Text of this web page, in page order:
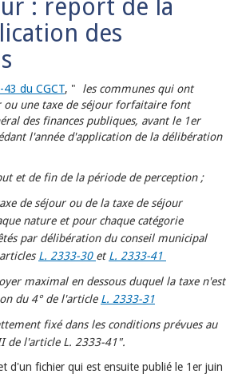
: report de la
des
43 du CGCT, "
les communes qui ont
ou une taxe de séjour forfaitaire font
des finances publiques, avant le 1er
l'année d'application de la délibération
et de fin de la période de perception ;
de séjour ou de la taxe de séjour
nature et pour chaque catégorie
par délibération du conseil municipal
L. 2333-30 etL. 2333-41
maximal en dessous duquel la taxe n'est
du 4° de l'article L. 2333-31
fixé dans les conditions prévues au
de l'article L. 2333-41".
d'un fichier qui est ensuite publié le 1er juin